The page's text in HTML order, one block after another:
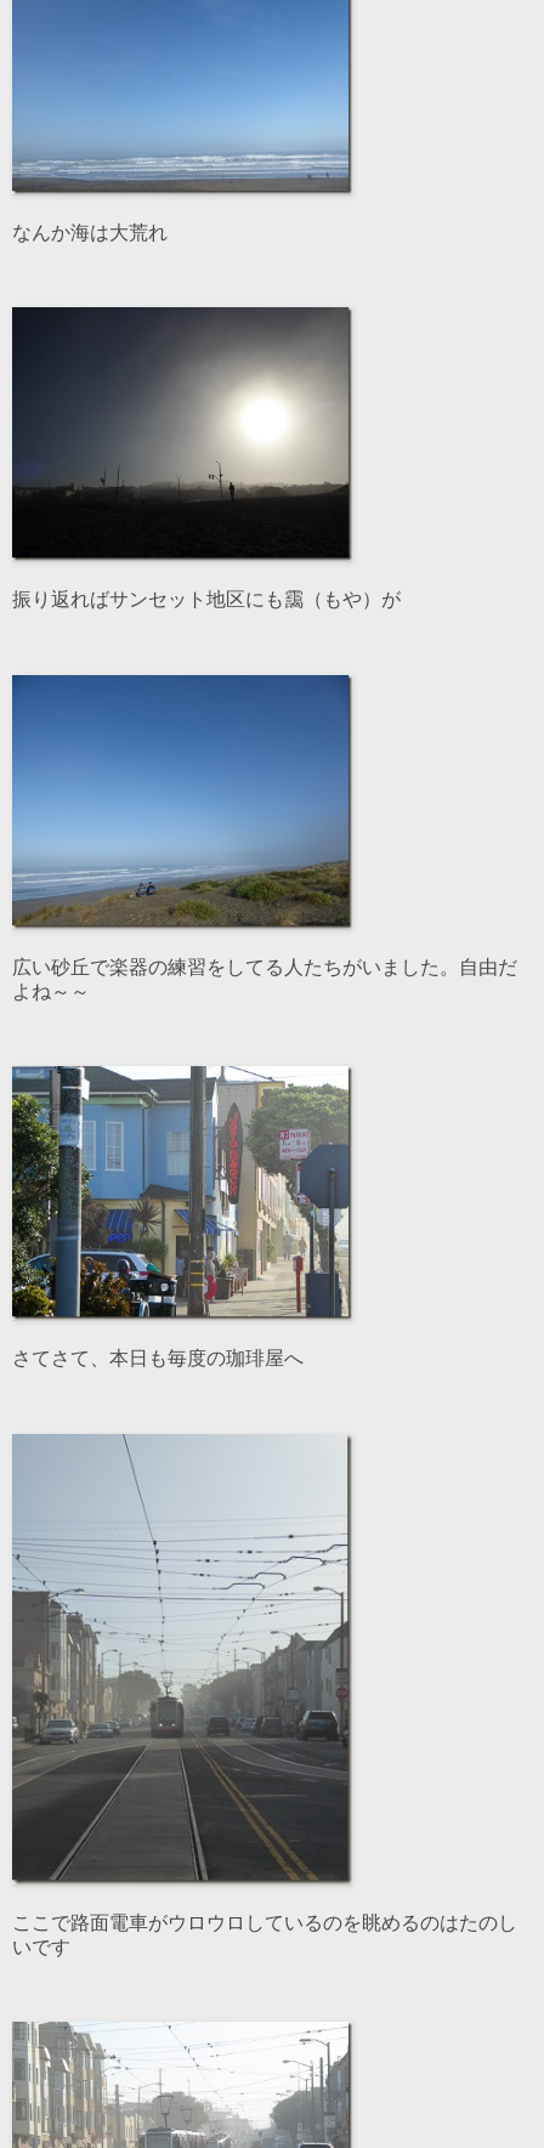
なんか海は大荒れ
振り返ればサンセット地区にも靄（もや）が
広い砂丘で楽器の練習をしてる人たちがいました。自由だ
よね～～
さてさて、本日も毎度の珈琲屋へ
ここで路面電車がウロウロしているのを眺めるのはたのし
いです